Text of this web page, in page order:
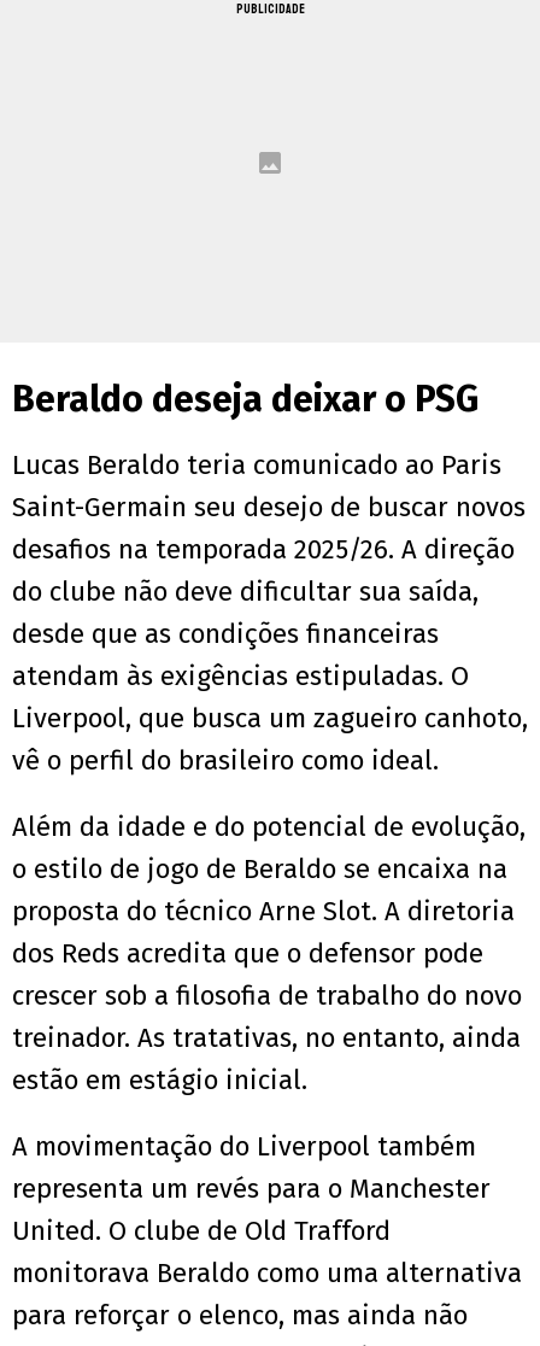
PUBLICIDADE
Beraldo deseja deixar o PSG
Lucas Beraldo teria comunicado ao Paris
Saint-Germain seu desejo de buscar novos
desafios na temporada 2025/26. A direção
do clube não deve dificultar sua saída,
desde que as condições financeiras
atendam às exigências estipuladas. O
Liverpool, que busca um zagueiro canhoto,
vê o perfil do brasileiro como ideal.
Além da idade e do potencial de evolução,
o estilo de jogo de Beraldo se encaixa na
proposta do técnico Arne Slot. A diretoria
dos Reds acredita que o defensor pode
crescer sob a filosofia de trabalho do novo
treinador. As tratativas, no entanto, ainda
estão em estágio inicial.
A movimentação do Liverpool também
representa um revés para o Manchester
United. O clube de Old Trafford
monitorava Beraldo como uma alternativa
para reforçar o elenco, mas ainda não